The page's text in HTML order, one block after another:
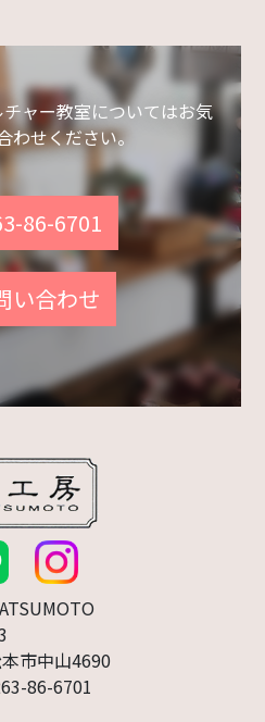
ャー教室についてはお気
わせください。
86-6701
い合わせ
市中山4690
86-6701